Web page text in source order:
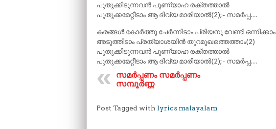
പുതുക്കിടുന്നവൻ പുണ്യാഹ രക്തത്താൽ
പുതുക്കമേറ്റീടാം ആ ദിവ്യ മാരിയാൽ(2);- സമർപ്പ…
കരങ്ങൾ കോർത്തു ചേർന്നിടാം പ്രിയനു വേണ്ടി ഒന്നിക്കാം
അടുത്തീടാം പ്രത്യാശയിൻ തുറമുഖത്തെത്താം(2)
പുതുക്കിടുന്നവൻ പുണ്യാഹ രക്തത്താൽ
പുതുക്കമേറ്റീടാം ആ ദിവ്യ മാരിയാൽ(2);- സമർപ്പ…
സമർപ്പണം സമർപ്പണം
സമ്പൂർണ്ണ
Post Tagged with lyrics malayalam